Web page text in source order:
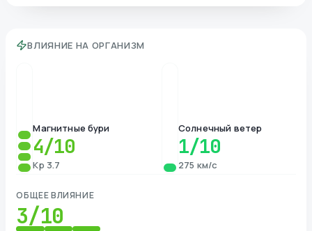
ВЛИЯНИЕ НА ОРГАНИЗМ
Магнитные бури
4/10
Kp 3.7
Солнечный ветер
1/10
275 км/с
ОБЩЕЕ ВЛИЯНИЕ
3/10